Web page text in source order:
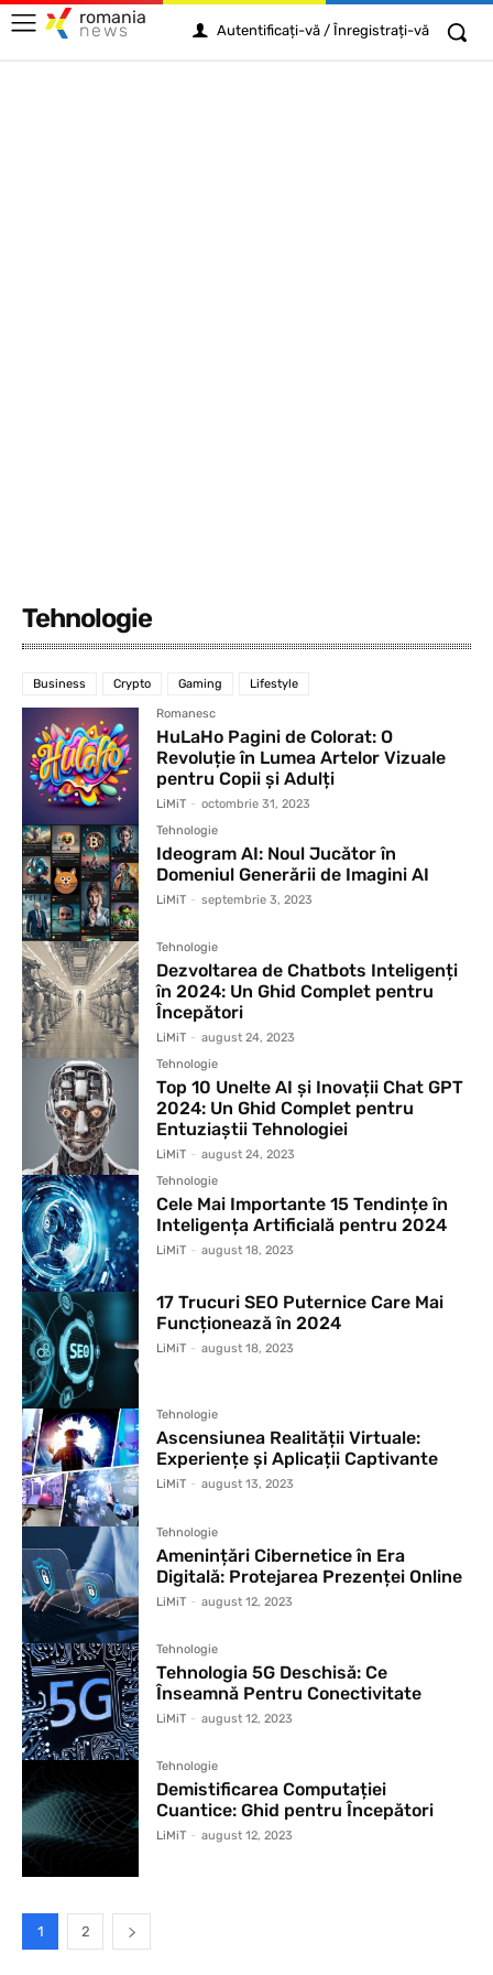
romania
news Autentificați-vă / Înregistrați-vă
Tehnologie
Business Crypto Gaming Lifestyle
Romanesc
HuLaHo Pagini de Colorat: O
Revoluție în Lumea Artelor Vizuale
pentru Copii și Adulți
LiMiT - octombrie 31, 2023
Tehnologie
Ideogram AI: Noul Jucător în
Domeniul Generării de Imagini AI
LiMiT - septembrie 3, 2023
Tehnologie
Dezvoltarea de Chatbots Inteligenți
în 2024: Un Ghid Complet pentru
Începători
LiMiT - august 24, 2023
Tehnologie
Top 10 Unelte AI și Inovații Chat GPT
2024: Un Ghid Complet pentru
Entuziaștii Tehnologiei
LiMiT - august 24, 2023
Tehnologie
Cele Mai Importante 15 Tendințe în
Inteligența Artificială pentru 2024
LiMiT - august 18, 2023
17 Trucuri SEO Puternice Care Mai
Funcționează în 2024
LiMiT - august 18, 2023
Tehnologie
Ascensiunea Realității Virtuale:
Experiențe și Aplicații Captivante
LiMiT - august 13, 2023
Tehnologie
Amenințări Cibernetice în Era
Digitală: Protejarea Prezenței Online
LiMiT - august 12, 2023
Tehnologie
Tehnologia 5G Deschisă: Ce
Înseamnă Pentru Conectivitate
LiMiT - august 12, 2023
Tehnologie
Demistificarea Computației
Cuantice: Ghid pentru Începători
LiMiT - august 12, 2023
1 2